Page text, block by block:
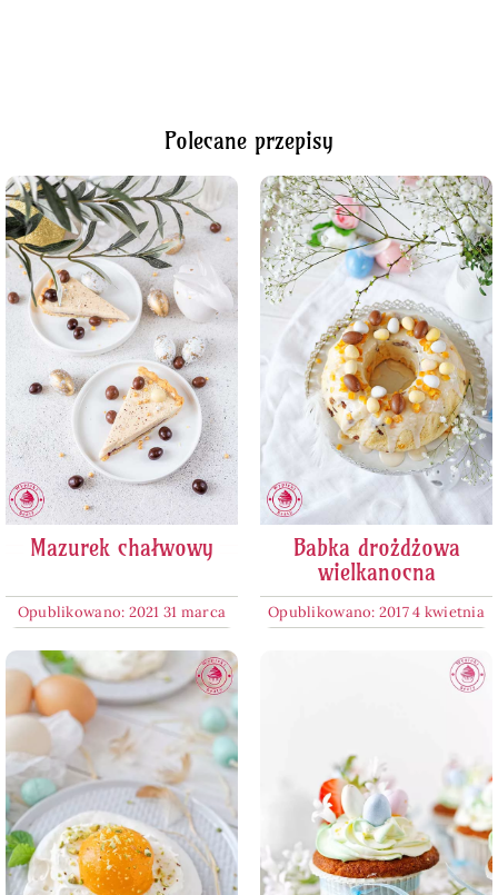
Polecane przepisy
Mazurek chałwowy
Opublikowano: 2021 31 marca
Babka drożdżowa
wielkanocna
Opublikowano: 2017 4 kwietnia